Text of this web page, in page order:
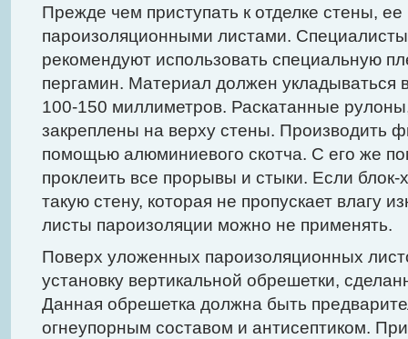
Прежде чем приступать к отделке стены,
пароизоляционными листами.
рекомендуют использовать специальную
пергамин. Материал должен укладываться
100-150 миллиметров. Раскатанные
закреплены на верху стены. Производить
помощью алюминиевого скотча. С его же
проклеить все прорывы и стыки. Если блок-
такую стену, которая не пропускает влагу
листы пароизоляции можно не применять.
Поверх уложенных пароизоляционных
установку вертикальной обрешетки,
Данная обрешетка должна быть
огнеупорным составом и антисептиком.